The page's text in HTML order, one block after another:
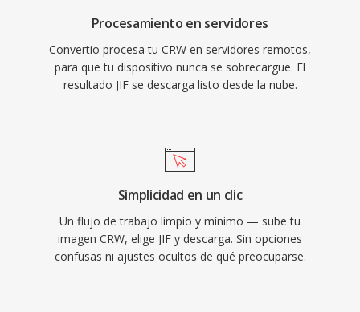
Procesamiento en servidores
Convertio procesa tu CRW en servidores remotos,
para que tu dispositivo nunca se sobrecargue. El
resultado JIF se descarga listo desde la nube.
Simplicidad en un clic
Un flujo de trabajo limpio y mínimo — sube tu
imagen CRW, elige JIF y descarga. Sin opciones
confusas ni ajustes ocultos de qué preocuparse.